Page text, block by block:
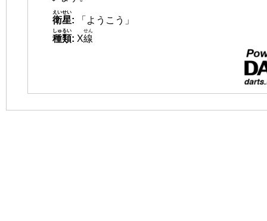
衛星
えいせい
:
「ようこう」
種類
しゅるい
: X線
せん